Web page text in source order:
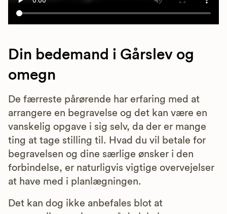
Din bedemand i Gårslev og
omegn
De færreste pårørende har erfaring med at
arrangere en begravelse og det kan være en
vanskelig opgave i sig selv, da der er mange
ting at tage stilling til. Hvad du vil betale for
begravelsen og dine særlige ønsker i den
forbindelse, er naturligvis vigtige overvejelser
at have med i planlægningen.
Det kan dog ikke anbefales blot at